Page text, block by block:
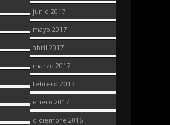
junio 2017
mayo 2017
abril 2017
marzo 2017
febrero 2017
enero 2017
diciembre 2016